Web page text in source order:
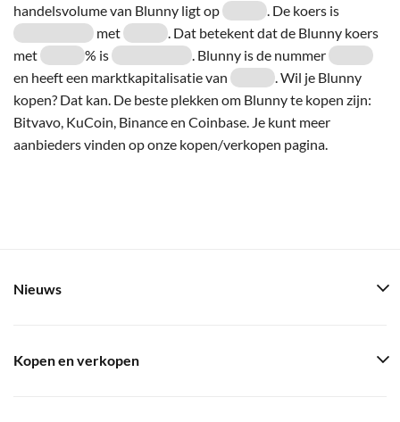
handelsvolume van Blunny ligt op
. De koers is
met
. Dat betekent dat de Blunny koers
met
% is
. Blunny is de nummer
en heeft een marktkapitalisatie van
. Wil je Blunny
kopen? Dat kan. De beste plekken om Blunny te kopen zijn:
Bitvavo, KuCoin, Binance en Coinbase. Je kunt meer
aanbieders vinden op onze kopen/verkopen pagina.
Nieuws
Kopen en verkopen